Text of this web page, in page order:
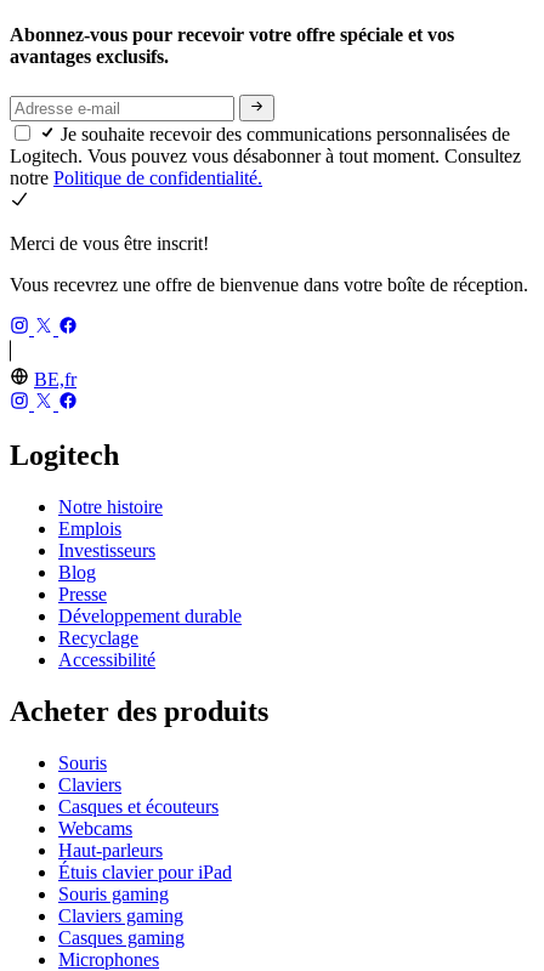
Abonnez-vous pour recevoir votre offre spéciale et vos
avantages exclusifs.
Je souhaite recevoir des communications personnalisées de
Logitech. Vous pouvez vous désabonner à tout moment. Consultez
notre Politique de confidentialité.
Merci de vous être inscrit!
Vous recevrez une offre de bienvenue dans votre boîte de réception.
BE,fr
Logitech
Notre histoire
Emplois
Investisseurs
Blog
Presse
Développement durable
Recyclage
Accessibilité
Acheter des produits
Souris
Claviers
Casques et écouteurs
Webcams
Haut-parleurs
Étuis clavier pour iPad
Souris gaming
Claviers gaming
Casques gaming
Microphones